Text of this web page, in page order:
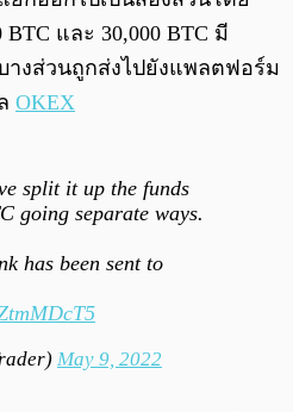
และ 30,000 BTC มี
างส่วนถูกส่งไปยังแพลตฟอร์ม
OKEX
split it up the funds
going separate ways.
has been sent to
May 9, 2022